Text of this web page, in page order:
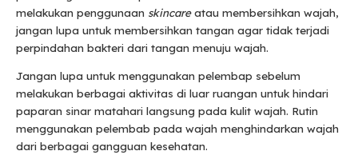
melakukan penggunaan skincareatau membersihkan wajah,
jangan lupa untuk membersihkan tangan agar tidak terjadi
perpindahan bakteri dari tangan menuju wajah.
Jangan lupa untuk menggunakan pelembap sebelum
melakukan berbagai aktivitas di luar ruangan untuk hindari
paparan sinar matahari langsung pada kulit wajah. Rutin
menggunakan pelembab pada wajah menghindarkan wajah
dari berbagai gangguan kesehatan.